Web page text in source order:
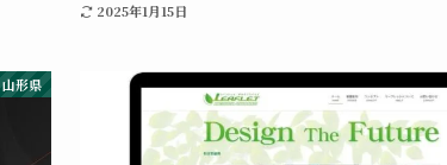
2025年1月15日
山形県